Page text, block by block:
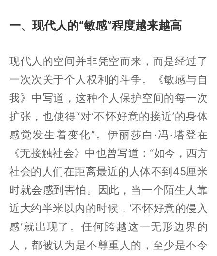
一、现代人的“敏感”程度越来越高
现代人的空间并非凭空而来，而是经过了
一次次关于个人权利的斗争。《敏感与自
我》中写道，这种个人保护空间的每一次
扩张，也使得“对‘不怀好意的接近’的身体
感觉发生着变化”。伊丽莎白·冯·塔登在
《无接触社会》中也曾写道：“如今，西方
社会的人们在距离最近的人体不到45厘米
时就会感到害怕。因此，当一个陌生人靠
近大约半米以内的时候，‘不怀好意的侵入
感’就出现了。任何跨越这一无形边界的
人，都被认为是不尊重人的，至少是不令